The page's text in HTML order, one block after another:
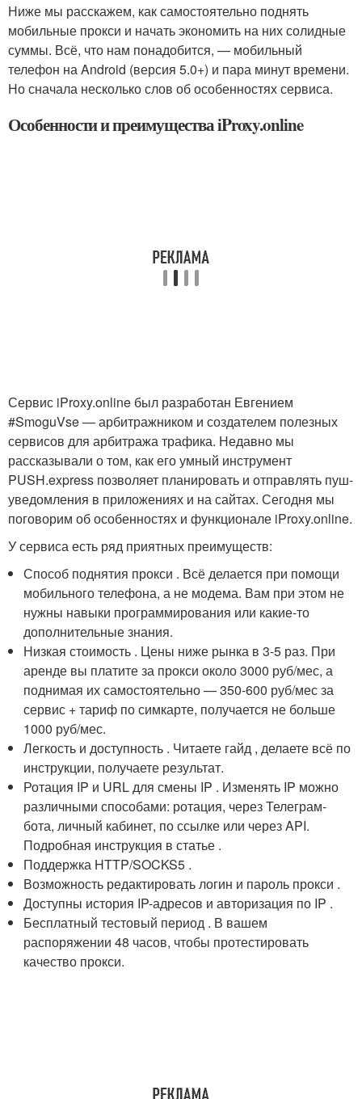
Ниже мы расскажем, как самостоятельно поднять
мобильные прокси и начать экономить на них солидные
суммы. Всё, что нам понадобится, — мобильный
телефон на Android (версия 5.0+) и пара минут времени.
Но сначала несколько слов об особенностях сервиса.
Особенности и преимущества iProxy.online
Сервис iProxy.online был разработан Евгением
#SmoguVse — арбитражником и создателем полезных
сервисов для арбитража трафика. Недавно мы
рассказывали о том, как его умный инструмент
PUSH.express позволяет планировать и отправлять пуш-
уведомления в приложениях и на сайтах. Сегодня мы
поговорим об особенностях и функционале iProxy.online.
У сервиса есть ряд приятных преимуществ:
Способ поднятия прокси . Всё делается при помощи
мобильного телефона, а не модема. Вам при этом не
нужны навыки программирования или какие-то
дополнительные знания.
Низкая стоимость . Цены ниже рынка в 3-5 раз. При
аренде вы платите за прокси около 3000 руб/мес, а
поднимая их самостоятельно — 350-600 руб/мес за
сервис + тариф по симкарте, получается не больше
1000 руб/мес.
Легкость и доступность . Читаете гайд , делаете всё по
инструкции, получаете результат.
Ротация IP и URL для смены IP . Изменять IP можно
различными способами: ротация, через Телеграм-
бота, личный кабинет, по ссылке или через API.
Подробная инструкция в статье .
Поддержка HTTP/SOCKS5 .
Возможность редактировать логин и пароль прокси .
Доступны история IP-адресов и авторизация по IP .
Бесплатный тестовый период . В вашем
распоряжении 48 часов, чтобы протестировать
качество прокси.